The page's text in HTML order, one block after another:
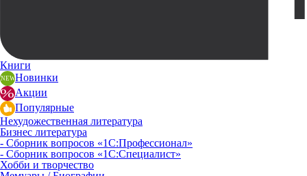
Книги
Новинки
Акции
Популярные
Нехудожественная литература
Бизнес литература
- Сборник вопросов «1С:Профессионал»
- Сборник вопросов «1С:Специалист»
Хобби и творчество